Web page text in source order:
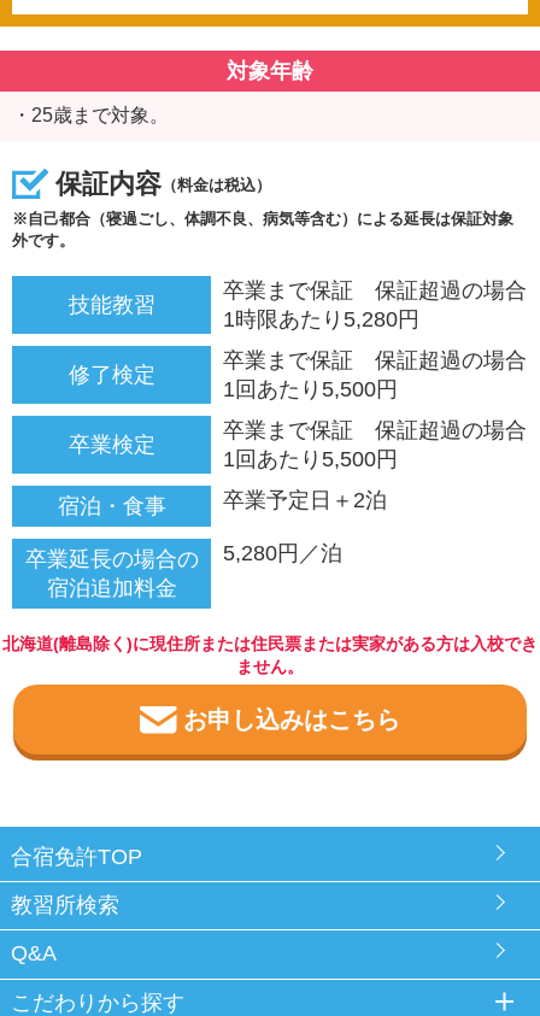
対象年齢
・25歳まで対象。
保証内容 （料金は税込）
※自己都合（寝過ごし、体調不良、病気等含む）による延長は保証対象
外です。
技能教習
卒業まで保証 保証超過の場合
1時限あたり5,280円
修了検定
卒業まで保証 保証超過の場合
1回あたり5,500円
卒業検定
卒業まで保証 保証超過の場合
1回あたり5,500円
宿泊・食事
卒業予定日＋2泊
卒業延長の場合の
宿泊追加料金
5,280円／泊
北海道(離島除く)に現住所または住民票または実家がある方は入校でき
ません。
お申し込みはこちら
合宿免許TOP
教習所検索
Q&A
こだわりから探す